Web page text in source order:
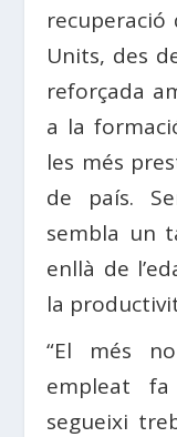
recuperació
Units, des
reforçada
a la
les més
de país.
sembla un
enllà de
la
“El més
empleat
segueixi